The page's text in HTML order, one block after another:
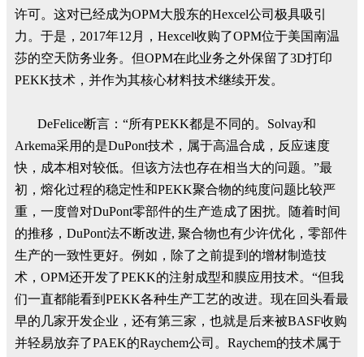
许可。这对已经成为OPM大股东的Hexcel公司极具吸引
力。于是，2017年12月，Hexcel收购了OPM位于美国南温
莎的空天防务业务。但OPM在此业务之外保留了3D打印
PEKK技术，并作为其核心材料技术继续开发。
DeFelice断言：“所有PEKK都是不同的。Solvay和
Arkema采用的是DuPont技术，属于高温合成，反应速度
快，成本相对较低。但该方法也存在相当大的问题。”最
初，熔化过程的稳定性和PEKK聚合物的纯度问题比较严
重，一度曾对DuPont零部件的生产造成了困扰。随着时间
的推移，DuPont法不断改进, 聚合物也有少许优化，零部件
生产的一致性更好。例如，除了之前提到的增材制造技
术，OPM还开发了PEKK的注射成型和膜应用技术。“但我
们一直都能看到PEKK各种生产工艺的改进。现在回头看最
早的几家开发企业，还有第三家，也就是后来被BASF收购
并轻易放弃了PAEK的Raychem公司。Raychem的技术属于